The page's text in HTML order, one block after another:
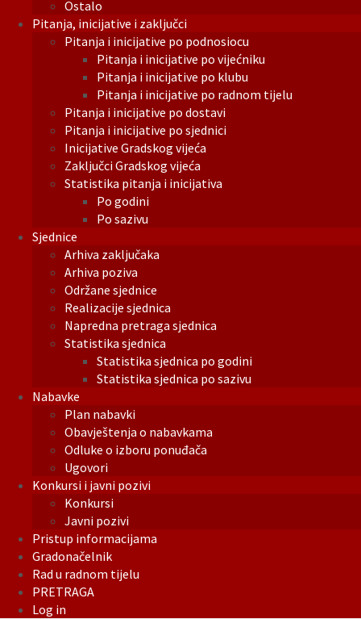
Ostalo
Pitanja, inicijative i zaključci
Pitanja i inicijative po podnosiocu
Pitanja i inicijative po vijećniku
Pitanja i inicijative po klubu
Pitanja i inicijative po radnom tijelu
Pitanja i inicijative po dostavi
Pitanja i inicijative po sjednici
Inicijative Gradskog vijeća
Zaključci Gradskog vijeća
Statistika pitanja i inicijativa
Po godini
Po sazivu
Sjednice
Arhiva zaključaka
Arhiva poziva
Održane sjednice
Realizacije sjednica
Napredna pretraga sjednica
Statistika sjednica
Statistika sjednica po godini
Statistika sjednica po sazivu
Nabavke
Plan nabavki
Obavještenja o nabavkama
Odluke o izboru ponuđača
Ugovori
Konkursi i javni pozivi
Konkursi
Javni pozivi
Pristup informacijama
Gradonačelnik
Rad u radnom tijelu
PRETRAGA
Log in